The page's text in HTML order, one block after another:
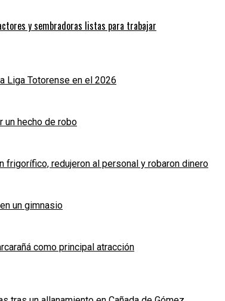
y sembradoras listas para trabajar
Liga Totorense en el 2026
un hecho de robo
frigorífico, redujeron al personal y robaron dinero
un gimnasio
como principal atracción